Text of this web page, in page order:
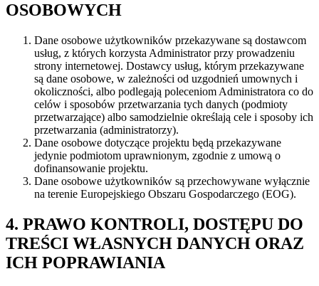
OSOBOWYCH
Dane osobowe użytkowników przekazywane są dostawcom
usług, z których korzysta Administrator przy prowadzeniu
strony internetowej. Dostawcy usług, którym przekazywane
są dane osobowe, w zależności od uzgodnień umownych i
okoliczności, albo podlegają poleceniom Administratora co do
celów i sposobów przetwarzania tych danych (podmioty
przetwarzające) albo samodzielnie określają cele i sposoby ich
przetwarzania (administratorzy).
Dane osobowe dotyczące projektu będą przekazywane
jedynie podmiotom uprawnionym, zgodnie z umową o
dofinansowanie projektu.
Dane osobowe użytkowników są przechowywane wyłącznie
na terenie Europejskiego Obszaru Gospodarczego (EOG).
4. PRAWO KONTROLI, DOSTĘPU DO
TREŚCI WŁASNYCH DANYCH ORAZ
ICH POPRAWIANIA